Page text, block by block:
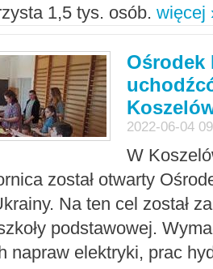
1,5 tys. osób. więcej
Ośrodek
2022-06-04
W
został otwarty
Na ten cel został
podstawowej.
napraw elektryki, prac